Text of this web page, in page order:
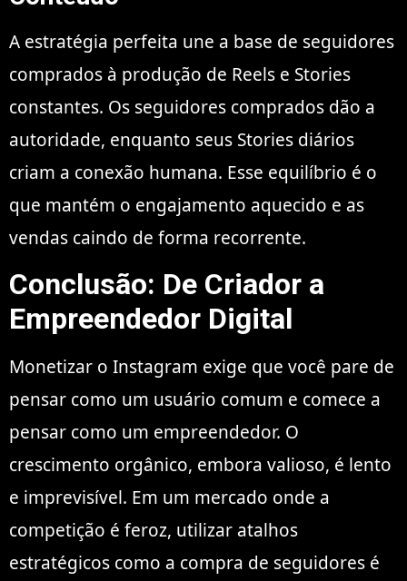
A estratégia perfeita une a base de seguidores
comprados à produção de Reels e Stories
constantes. Os seguidores comprados dão a
autoridade, enquanto seus Stories diários
criam a conexão humana. Esse equilíbrio é o
que mantém o engajamento aquecido e as
vendas caindo de forma recorrente.
Conclusão: De Criador a
Empreendedor Digital
Monetizar o Instagram exige que você pare de
pensar como um usuário comum e comece a
pensar como um empreendedor. O
crescimento orgânico, embora valioso, é lento
e imprevisível. Em um mercado onde a
competição é feroz, utilizar atalhos
estratégicos como a compra de seguidores é